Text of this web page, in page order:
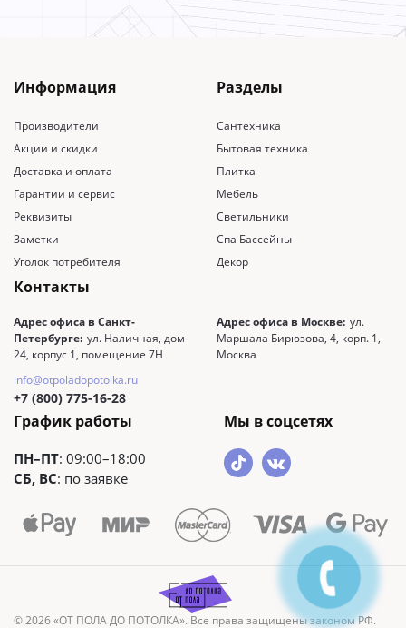
Информация
Производители
Акции и скидки
Доставка и оплата
Гарантии и сервис
Реквизиты
Заметки
Уголок потребителя
Разделы
Сантехника
Бытовая техника
Плитка
Мебель
Светильники
Спа Бассейны
Декор
Контакты
Адрес офиса в Санкт-
Петербурге: ул. Наличная, дом
24, корпус 1, помещение 7Н
Адрес офиса в Москве: ул.
Маршала Бирюзова, 4, корп. 1,
Москва
info@otpoladopotolka.ru
+7 (800) 775-16-28
График работы
ПН–ПТ: 09:00–18:00
СБ, ВС: по заявке
Мы в соцсетях
© 2026 «ОТ ПОЛА ДО ПОТОЛКА». Все права защищены законом РФ.